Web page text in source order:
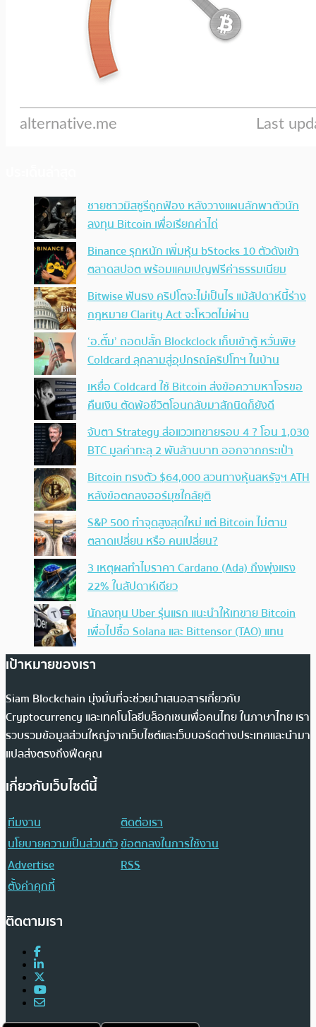
ชายชาวมิสซูรีถูกฟ้อง หลังวางแผนลักพาตัวนัก
ลงทุน Bitcoin เพื่อเรียกค่าไถ่
Binance รุกหนัก เพิ่มหุ้น bStocks 10 ตัวดังเข้า
ตลาดสปอต พร้อมแคมเปญฟรีค่าธรรมเนียม
Bitwise ฟันธง คริปโตจะไม่เป็นไร แม้สัปดาห์นี้ร่าง
กฎหมาย Clarity Act จะโหวตไม่ผ่าน
‘อ.ตั๊ม’ ถอดปลั้ก Blockclock เก็บเข้าตู้ หวั่นพิษ
Coldcard ลุกลามสู่อุปกรณ์คริปโทฯ ในบ้าน
เหยื่อ Coldcard ใช้ Bitcoin ส่งข้อความหาโจรขอ
คืนเงิน ตัดพ้อชีวิตโอนกลับมาสักนิดก็ยังดี
จับตา Strategy ส่อแววเทขายรอบ 4 ? โอน 1,030
BTC มูลค่าทะลุ 2 พันล้านบาท ออกจากกระเป๋า
Bitcoin ทรงตัว $64,000 สวนทางหุ้นสหรัฐฯ ATH
หลังข้อตกลงฮอร์มุซใกล้ยุติ
S&P 500 ทำจุดสูงสุดใหม่ แต่ Bitcoin ไม่ตาม
ตลาดเปลี่ยน หรือ คนเปลี่ยน?
3 เหตุผลทำไมราคา Cardano (Ada) ถึงพุ่งแรง
22% ในสัปดาห์เดียว
นักลงทุน Uber รุ่นแรก แนะนำให้เทขาย Bitcoin
เพื่อไปซื้อ Solana และ Bittensor (TAO) แทน
เป้าหมายของเรา
Siam Blockchain มุ่งมั่นที่จะช่วยนำเสนอสารเกี่ยวกับ
Cryptocurrency และเทคโนโลยีบล็อกเชนเพื่อคนไทย ในภาษาไทย เรา
รวบรวมข้อมูลส่วนใหญ่จากเว็บไซต์และเว็บบอร์ดต่างประเทศและนำมา
แปลส่งตรงถึงฟีดคุณ
เกี่ยวกับเว็บไซต์นี้
ทีมงาน
ติดต่อเรา
นโยบายความเป็นส่วนตัวข้อตกลงในการใช้งาน
Advertise
RSS
ตั้งค่าคุกกี้
ติดตามเรา